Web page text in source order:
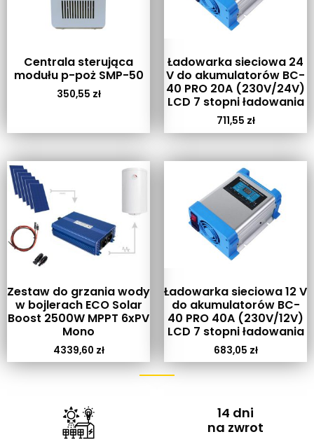
Centrala sterująca
modułu p-poż SMP-50
350,55 zł
Ładowarka sieciowa 24
V do akumulatorów BC-
40 PRO 20A (230V/24V)
LCD 7 stopni ładowania
711,55 zł
Zestaw do grzania wody
w bojlerach ECO Solar
Boost 2500W MPPT 6xPV
Mono
4339,60 zł
Ładowarka sieciowa 12 V
do akumulatorów BC-
40 PRO 40A (230V/12V)
LCD 7 stopni ładowania
683,05 zł
14 dni
na zwrot